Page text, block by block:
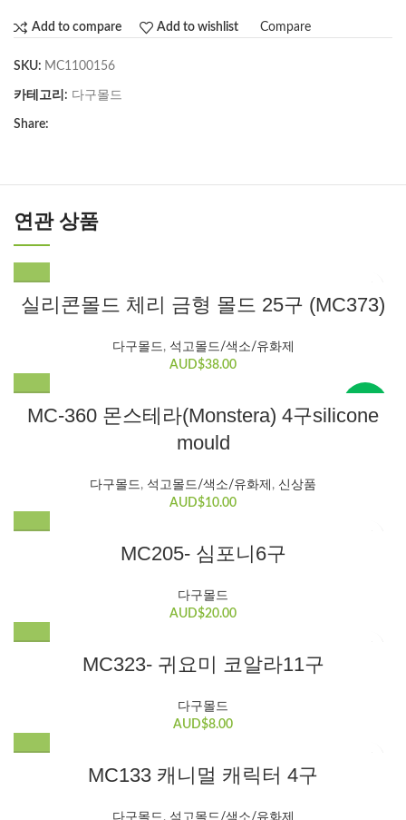
Add to compare Add to wishlist Compare
SKU: MC1100156
카테고리: 다구몰드
Share:
연관 상품
실리콘몰드 체리 금형 몰드 25구 (MC373)
다구몰드, 석고몰드/색소/유화제
AUD$38.00
MC-360 몬스테라(Monstera) 4구silicone
mould
다구몰드, 석고몰드/색소/유화제 , 신상품
AUD$10.00
MC205- 심포니6구
다구몰드
AUD$20.00
MC323- 귀요미 코알라11구
다구몰드
AUD$8.00
MC133 캐니멀 캐릭터 4구
다구몰드, 석고몰드/색소/유화제